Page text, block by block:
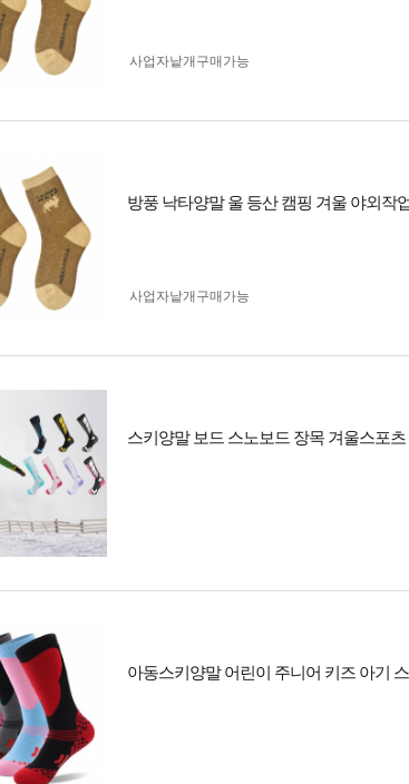
사업자 낱개구매가능
방풍 낙타양말 울 등산 캠핑 겨울 야외작
사업자 낱개구매가능
스키양말 보드 스노보드 장목 겨울스포
아동스키양말 어린이 주니어 키즈 아기